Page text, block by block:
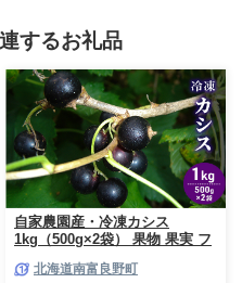
焙煎 水だし 煮だし 香り 製法 飲用
普段遣い 便利 個包装 味わい 水分
補給 大洲市産 パック
するお礼品
自家農園産・冷凍カシス
1kg（500g×2袋） 果物 果実 フ
北海道南富良野町